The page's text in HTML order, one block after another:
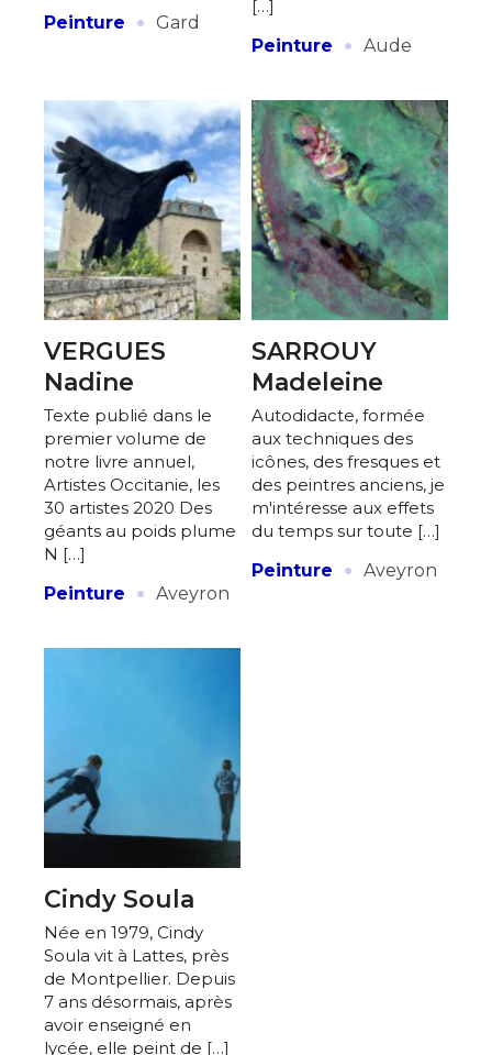
Peinture · Gard
[…]
Peinture
· Aude
VERGUES
Nadine
Texte publié dans le
premier volume de
notre livre annuel,
Artistes Occitanie, les
30 artistes 2020 Des
géants au poids plume
N […]
Peinture
· Aveyron
SARROUY
Madeleine
Autodidacte, formée
aux techniques des
icônes, des fresques et
des peintres anciens, je
m'intéresse aux effets
du temps sur toute […]
Peinture
· Aveyron
Cindy Soula
Née en 1979, Cindy
Soula vit à Lattes, près
de Montpellier. Depuis
7 ans désormais, après
avoir enseigné en
lycée, elle peint de […]